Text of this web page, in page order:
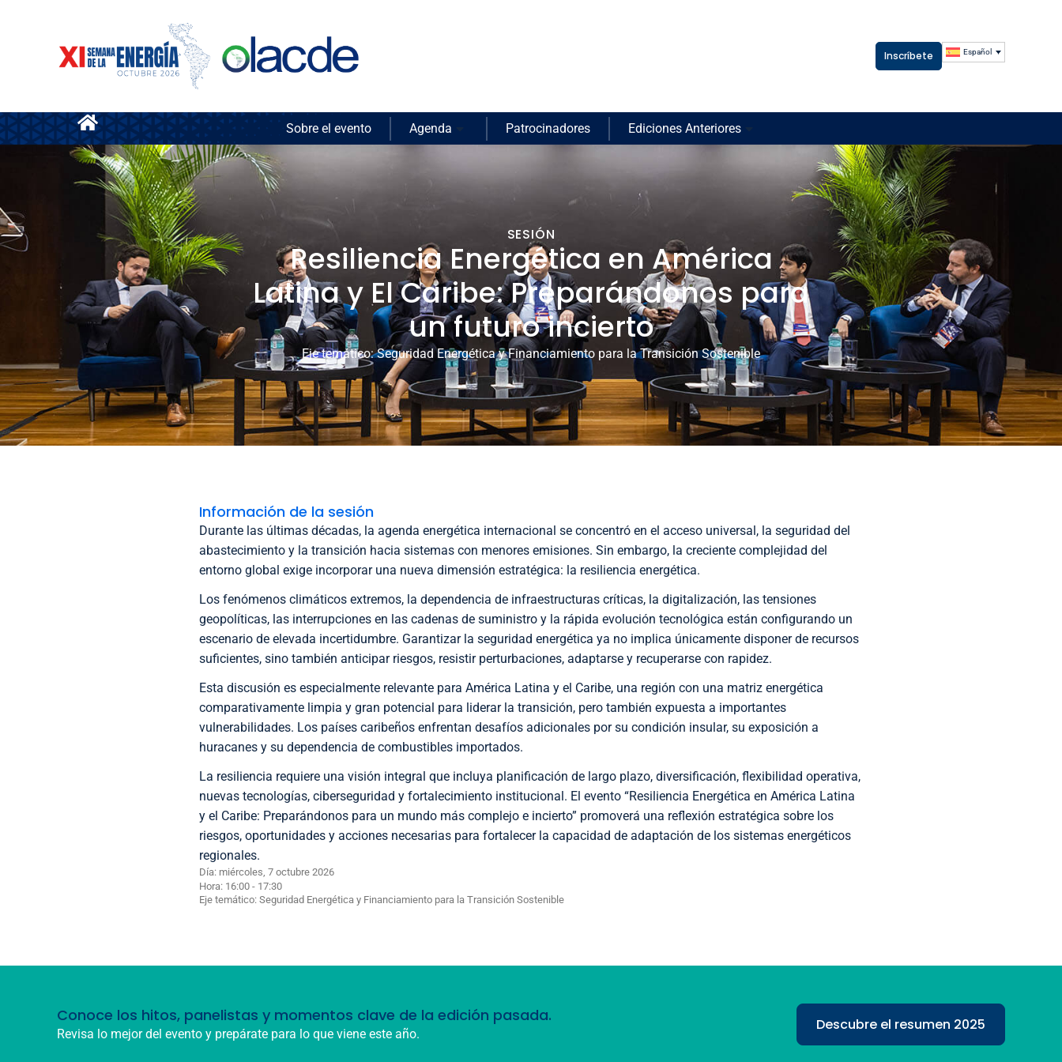
Inscríbete Español
Sobre el evento Agenda Patrocinadores Ediciones Anteriores
SESIÓN
Resiliencia Energética en América
Latina y El Caribe: Preparándonos para
un futuro incierto
Eje temático:Seguridad Energética y Financiamiento para la Transición Sostenible
Información de la sesión
Durante las últimas décadas, la agenda energética internacional se concentró en el acceso universal, la seguridad del
abastecimiento y la transición hacia sistemas con menores emisiones. Sin embargo, la creciente complejidad del
entorno global exige incorporar una nueva dimensión estratégica: la resiliencia energética.
Los fenómenos climáticos extremos, la dependencia de infraestructuras críticas, la digitalización, las tensiones
geopolíticas, las interrupciones en las cadenas de suministro y la rápida evolución tecnológica están configurando un
escenario de elevada incertidumbre. Garantizar la seguridad energética ya no implica únicamente disponer de recursos
suficientes, sino también anticipar riesgos, resistir perturbaciones, adaptarse y recuperarse con rapidez.
Esta discusión es especialmente relevante para América Latina y el Caribe, una región con una matriz energética
comparativamente limpia y gran potencial para liderar la transición, pero también expuesta a importantes
vulnerabilidades. Los países caribeños enfrentan desafíos adicionales por su condición insular, su exposición a
huracanes y su dependencia de combustibles importados.
La resiliencia requiere una visión integral que incluya planificación de largo plazo, diversificación, flexibilidad operativa,
nuevas tecnologías, ciberseguridad y fortalecimiento institucional. El evento “Resiliencia Energética en América Latina
y el Caribe: Preparándonos para un mundo más complejo e incierto” promoverá una reflexión estratégica sobre los
riesgos, oportunidades y acciones necesarias para fortalecer la capacidad de adaptación de los sistemas energéticos
regionales.
Día: miércoles, 7 octubre 2026
Hora: 16:00 - 17:30
Eje temático: Seguridad Energética y Financiamiento para la Transición Sostenible
Conoce los hitos, panelistas y momentos clave de la edición pasada.
Revisa lo mejor del evento y prepárate para lo que viene este año. Descubre el resumen 2025